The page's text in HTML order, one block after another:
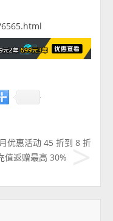
优惠活动 45 折到 8 折
值返赠最高 30%